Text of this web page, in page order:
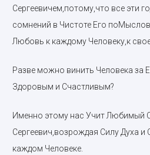
Сергеевичем,потому,что все эти
сомнений в Чистоте Его
Любовь к каждому Человеку,к
Разве можно винить Человека за
Здоровым и Счастливым?
Именно этому нас Учит Любимый
Сергеевич,возрождая Силу Духа и
каждом Человеке.